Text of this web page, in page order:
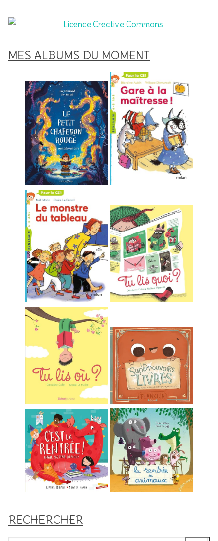
MES ALBUMS DU MOMENT
RECHERCHER